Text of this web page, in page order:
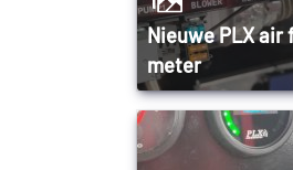
Nieuwe PLX air fuel
meter